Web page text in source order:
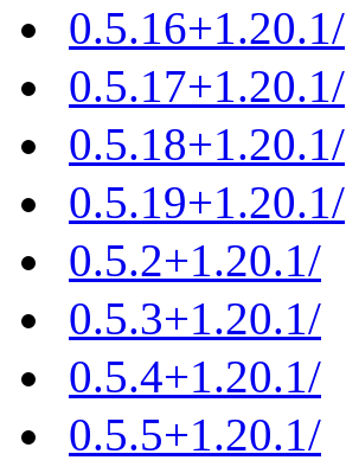
0.5.16+1.20.1/
0.5.17+1.20.1/
0.5.18+1.20.1/
0.5.19+1.20.1/
0.5.2+1.20.1/
0.5.3+1.20.1/
0.5.4+1.20.1/
0.5.5+1.20.1/